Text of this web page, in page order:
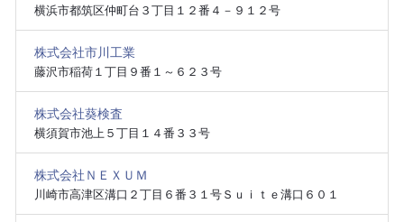
横浜市都筑区仲町台３丁目１２番４－９１２号
株式会社市川工業
藤沢市稲荷１丁目９番１～６２３号
株式会社葵検査
横須賀市池上５丁目１４番３３号
株式会社ＮＥＸＵＭ
川崎市高津区溝口２丁目６番３１号Ｓｕｉｔｅ溝口６０１